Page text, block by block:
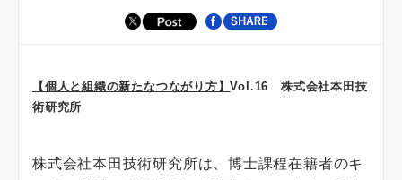
【個人と組織の新たなつながり方】Vol.16 株式会社本田技
術研究所
株式会社本田技術研究所は、博士課程在籍者のキ